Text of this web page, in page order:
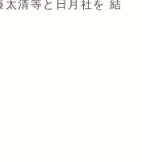
太清等と日月社を 結